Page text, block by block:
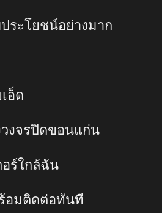
ระโยชน์อย่างมาก
อ็ด
งจรปิดขอนแก่น
ร์ใกล้ฉัน
อมติดต่อทันที